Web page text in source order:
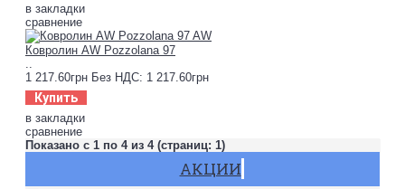
в закладки
сравнение
Ковролин AW Pozzolana 97
1 217.60грн Без НДС: 1 217.60грн
Купить
в закладки
сравнение
Показано с 1 по 4 из 4 (страниц: 1)
АКЦИИ